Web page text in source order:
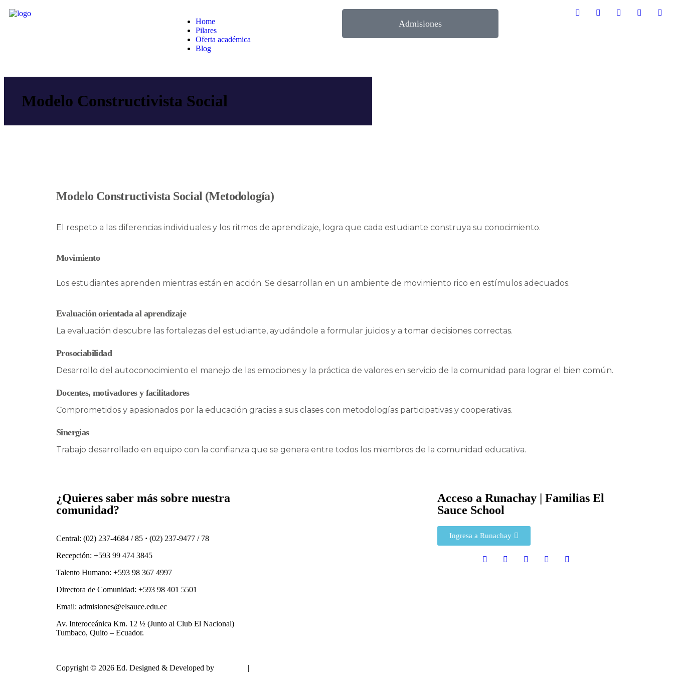
Home
Pilares
Oferta académica
Blog
Admisiones
Modelo Constructivista Social
Modelo Constructivista Social (Metodología)
El respeto a las diferencias individuales y los ritmos de aprendizaje, logra que cada estudiante construya su conocimiento.
Movimiento
Los estudiantes aprenden mientras están en acción. Se desarrollan en un ambiente de movimiento rico en estímulos adecuados.
Evaluación orientada al aprendizaje
La evaluación descubre las fortalezas del estudiante, ayudándole a formular juicios y a tomar decisiones correctas.
Prosociabilidad
Desarrollo del autoconocimiento el manejo de las emociones y la práctica de valores en servicio de la comunidad para lograr el bien común.
Docentes, motivadores y facilitadores
Comprometidos y apasionados por la educación gracias a sus clases con metodologías participativas y cooperativas.
Sinergias
Trabajo desarrollado en equipo con la confianza que se genera entre todos los miembros de la comunidad educativa.
¿Quieres saber más sobre nuestra
comunidad?
Central: (02) 237-4684 / 85 · (02) 237-9477 / 78
Recepción: +593 99 474 3845
Talento Humano: +593 98 367 4997
Directora de Comunidad: +593 98 401 5501
Email: admisiones@elsauce.edu.ec
Av. Interoceánica Km. 12 ½ (Junto al Club El Nacional)
Tumbaco, Quito – Ecuador.
Acceso a Runachay | Familias El
Sauce School
Ingresa a Runachay
Copyright © 2026 Ed. Designed & Developed by |